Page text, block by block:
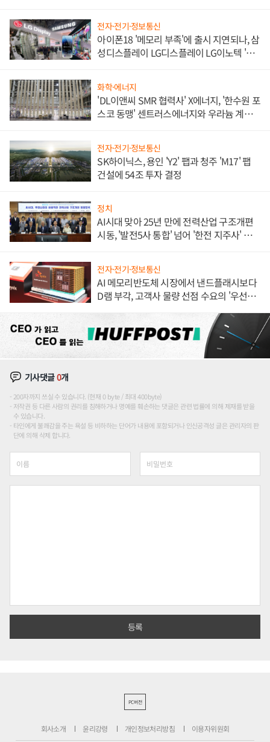
전자·전기·정보통신
아이폰18 '메모리 부족'에 출시 지연되나, 삼
성디스플레이 LG디스플레이 LG이노텍 '탈
화학·에너지
'DL이앤씨 SMR 협력사' X에너지, '한수원 포
스코 동맹' 센트러스에너지와 우라늄 계약
전자·전기·정보통신
SK하이닉스, 용인 'Y2' 팹과 청주 'M17' 팹
건설에 54조 투자 결정
정치
AI시대 맞아 25년 만에 전력산업 구조개편
시동, '발전5사 통합' 넘어 '한전 지주사' 재편
전자·전기·정보통신
AI 메모리반도체 시장에서 낸드플래시보다
D램 부각, 고객사 물량 선점 수요의 '우선순
기사댓글0개
200자까지 쓰실 수 있습니다. (현재 0 byte / 최대 400byte)
저작권 등 다른 사람의 권리를 침해하거나 명예를 훼손하는 댓글은 관련 법률에 의해 제재를 받을
수 있습니다.
타인에게 불쾌감을 주는 욕설 등 비하하는 단어가 내용에 포함되거나 인신공격성 글은 관리자의 판
단에 의해 삭제 합니다.
PC버전
회사소개 윤리강령 개인정보처리방침 이용자위원회